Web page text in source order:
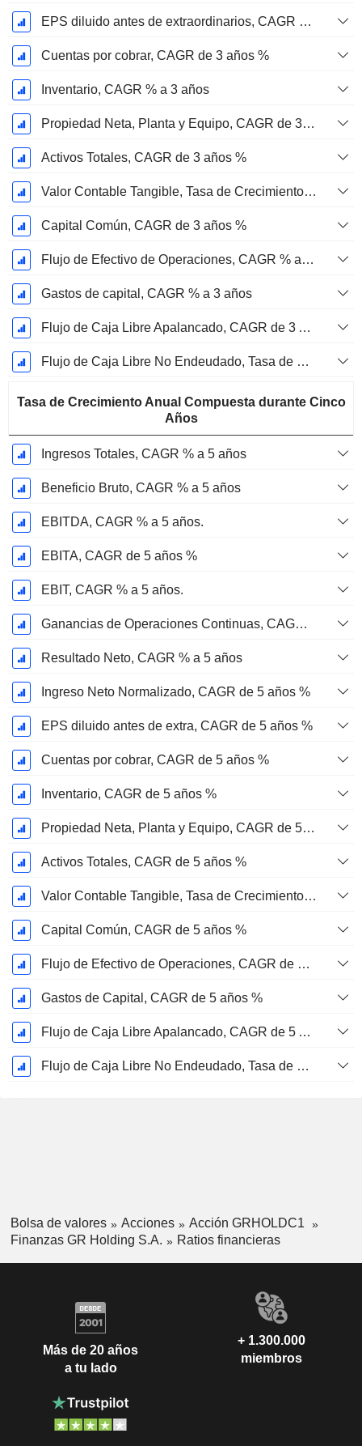
EPS diluido antes de extraordinarios, CAGR de 3 años %
Cuentas por cobrar, CAGR de 3 años %
Inventario, CAGR % a 3 años
Propiedad Neta, Planta y Equipo, CAGR de 3 Años %
Activos Totales, CAGR de 3 años %
Valor Contable Tangible, Tasa de Crecimiento Anual Compuesta de 3 Años %
Capital Común, CAGR de 3 años %
Flujo de Efectivo de Operaciones, CAGR % a 3 años
Gastos de capital, CAGR % a 3 años
Flujo de Caja Libre Apalancado, CAGR de 3 Años %
Flujo de Caja Libre No Endeudado, Tasa de Crecimiento Anual Compuesta de 3 Años %
Tasa de Crecimiento Anual Compuesta durante Cinco
Años
Ingresos Totales, CAGR % a 5 años
Beneficio Bruto, CAGR % a 5 años
EBITDA, CAGR % a 5 años.
EBITA, CAGR de 5 años %
EBIT, CAGR % a 5 años.
Ganancias de Operaciones Continuas, CAGR de 5 Años %
Resultado Neto, CAGR % a 5 años
Ingreso Neto Normalizado, CAGR de 5 años %
EPS diluido antes de extra, CAGR de 5 años %
Cuentas por cobrar, CAGR de 5 años %
Inventario, CAGR de 5 años %
Propiedad Neta, Planta y Equipo, CAGR de 5 años %
Activos Totales, CAGR de 5 años %
Valor Contable Tangible, Tasa de Crecimiento Anual Compuesta de 5 Años %
Capital Común, CAGR de 5 años %
Flujo de Efectivo de Operaciones, CAGR de 5 Años %
Gastos de Capital, CAGR de 5 años %
Flujo de Caja Libre Apalancado, CAGR de 5 Años %
Flujo de Caja Libre No Endeudado, Tasa de Crecimiento Anual Compuesto de 5 Años %
Bolsa de valores Acciones
Acción GRHOLDC1
Finanzas GR Holding S.A.
Ratios financieras
Más de 20 años
a tu lado
+ 1.300.000
miembros